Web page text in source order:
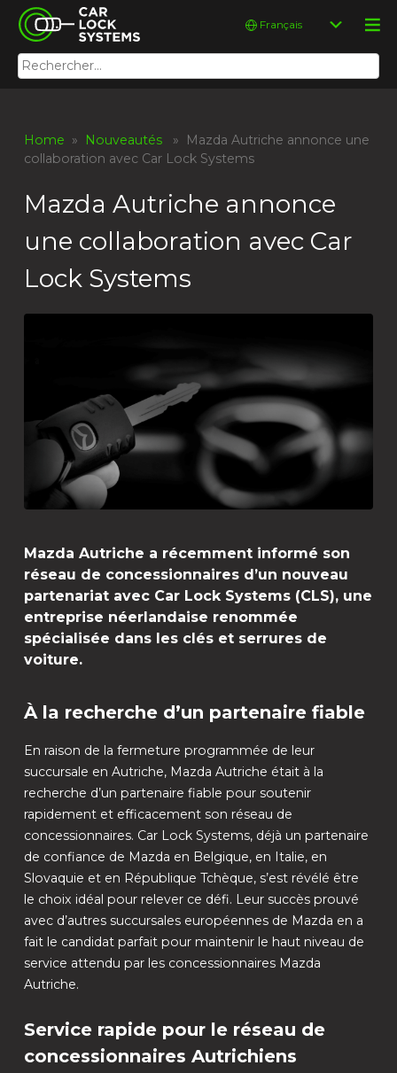
Skip
content
Car Lock Systems
Car Lock Systems
Rechercher :
Choisir
langue
Home » Nouveautés » Mazda Autriche annonce une
collaboration avec Car Lock Systems
Mazda Autriche annonce
une collaboration avec Car
Lock Systems
Mazda Autriche a récemment informé son
réseau de concessionnaires d’un nouveau
partenariat avec Car Lock Systems (CLS), une
entreprise néerlandaise renommée
spécialisée dans les clés et serrures de
voiture.
À la recherche d’un partenaire fiable
En raison de la fermeture programmée de leur
succursale en Autriche, Mazda Autriche était à la
recherche d’un partenaire fiable pour soutenir
rapidement et efficacement son réseau de
concessionnaires. Car Lock Systems, déjà un partenaire
de confiance de Mazda en Belgique, en Italie, en
Slovaquie et en République Tchèque, s’est révélé être
le choix idéal pour relever ce défi. Leur succès prouvé
avec d’autres succursales européennes de Mazda en a
fait le candidat parfait pour maintenir le haut niveau de
service attendu par les concessionnaires Mazda
Autriche.
Service rapide pour le réseau de
concessionnaires Autrichiens